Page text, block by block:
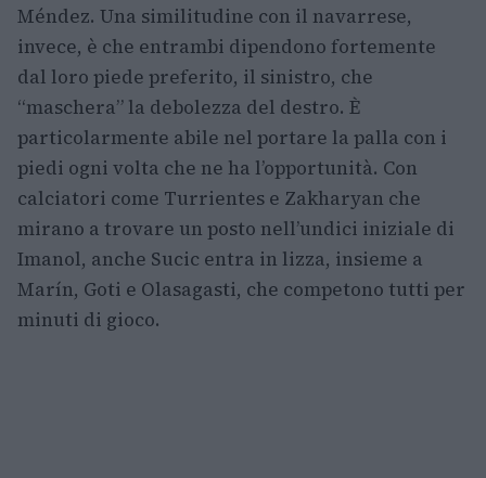
Méndez. Una similitudine con il navarrese,
invece, è che entrambi dipendono fortemente
dal loro piede preferito, il sinistro, che
“maschera” la debolezza del destro. È
particolarmente abile nel portare la palla con i
piedi ogni volta che ne ha l’opportunità. Con
calciatori come Turrientes e Zakharyan che
mirano a trovare un posto nell’undici iniziale di
Imanol, anche Sucic entra in lizza, insieme a
Marín, Goti e Olasagasti, che competono tutti per
minuti di gioco.